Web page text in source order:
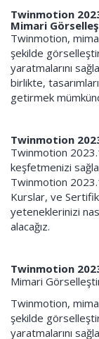
Twinmotion
Mimari
Twinmotion,
şekilde
yaratmalarını
birlikte,
getirmek
Twinmotion
Twinmotion
keşfetmenizi
Twinmotion
Kurslar, ve
yeteneklerinizi
alacağız.
Twinmotion
Mimari
Twinmotion,
şekilde
yaratmalarını